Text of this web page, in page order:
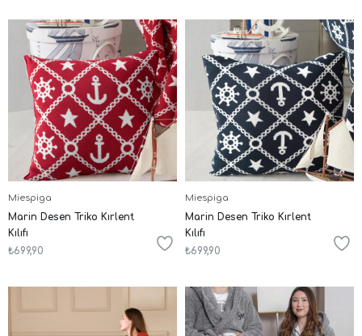
Miespiga
Marin Desen Triko Kırlent
Kılıfı
₺699,90
Miespiga
Marin Desen Triko Kırlent
Kılıfı
₺699,90